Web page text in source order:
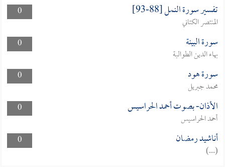
0
تفسير سورة النمل [88-93]
المنتصر الكتاني
0
سورة البينة
بهاء الدين الطوالبة
0
سورة هود
محمد جبريل
0
الأذان- بصوت أحمد الحراسيس
أحمد الحراسيس
0
أناشيد رمضان
(...)